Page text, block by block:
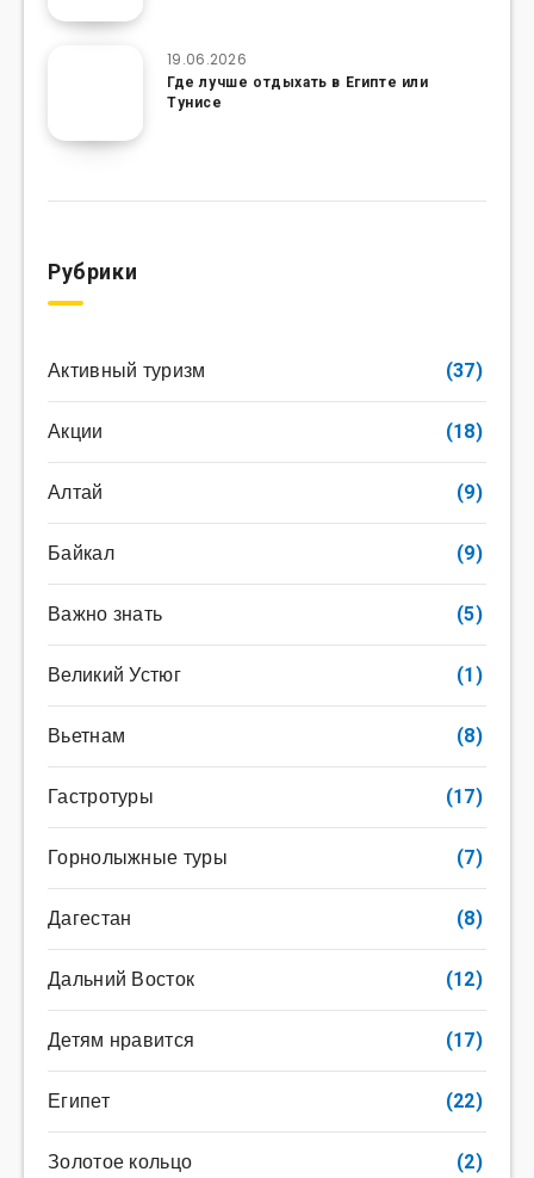
19.06.2026
Где лучше отдыхать в Египте или
Тунисе
Рубрики
Активный туризм (37)
Акции (18)
Алтай (9)
Байкал (9)
Важно знать (5)
Великий Устюг (1)
Вьетнам (8)
Гастротуры (17)
Горнолыжные туры (7)
Дагестан (8)
Дальний Восток (12)
Детям нравится (17)
Египет (22)
Золотое кольцо (2)